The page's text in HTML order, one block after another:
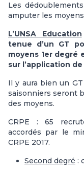
Les
amputer les
L’UNSA Education
tenue d’un GT
moyens 1er
sur l’application
Il y aura bien un
saisonniers seront
des moyens.
CRPE : 65
accordés par le
CRPE 2017.
Second degré :